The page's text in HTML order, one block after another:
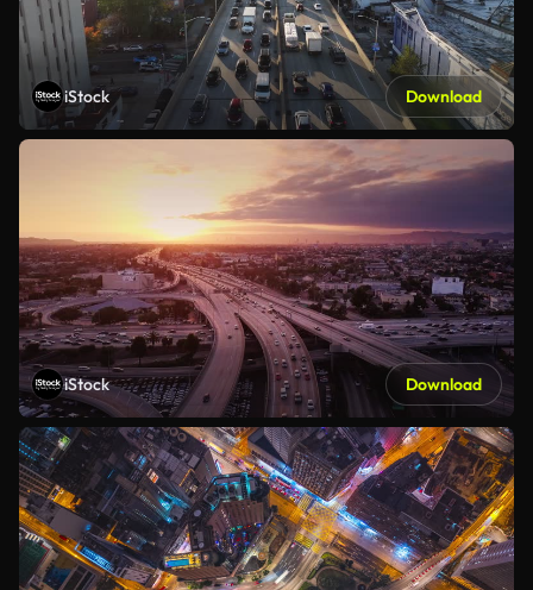
iStock Download
iStock Download